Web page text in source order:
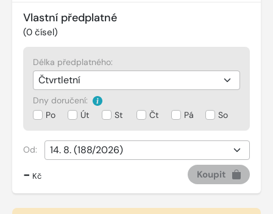
Vlastní předplatné
(0 čísel)
Délka předplatného:
Dny doručení:
Po
Út St Čt Pá So
Od:
- Kč Koupit